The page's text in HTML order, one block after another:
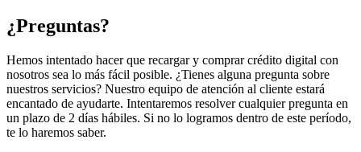
¿Preguntas?
Hemos intentado hacer que recargar y comprar crédito digital con
nosotros sea lo más fácil posible. ¿Tienes alguna pregunta sobre
nuestros servicios? Nuestro equipo de atención al cliente estará
encantado de ayudarte. Intentaremos resolver cualquier pregunta en
un plazo de 2 días hábiles. Si no lo logramos dentro de este período,
te lo haremos saber.